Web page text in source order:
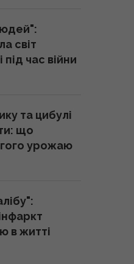
яка риба
CM-70 з
назвали
світ
час війни
та цибулі
що
урожаю
в житті